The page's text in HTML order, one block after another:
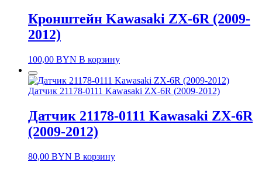
Кронштейн Kawasaki ZX-6R (2009-
2012)
100,00 BYN В корзину
Датчик 21178-0111 Kawasaki ZX-6R (2009-2012)
Датчик 21178-0111 Kawasaki ZX-6R
(2009-2012)
80,00 BYN В корзину